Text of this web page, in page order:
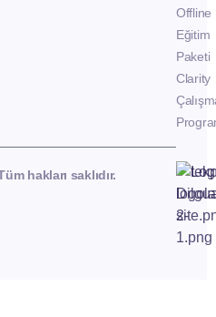
Offline
Eğitim
Paketi
Clarity
hakları saklıdır.